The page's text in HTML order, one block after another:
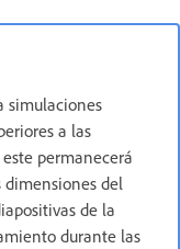
simulaciones
a las
permanecerá
dimensiones del
de la
durante las